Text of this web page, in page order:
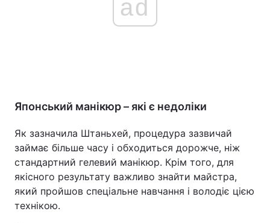
ad
Японський манікюр – які є недоліки
Як зазначила Штаньхей, процедура зазвичай
займає більше часу і обходиться дорожче, ніж
стандартний гелевий манікюр. Крім того, для
якісного результату важливо знайти майстра,
який пройшов спеціальне навчання і володіє цією
технікою.